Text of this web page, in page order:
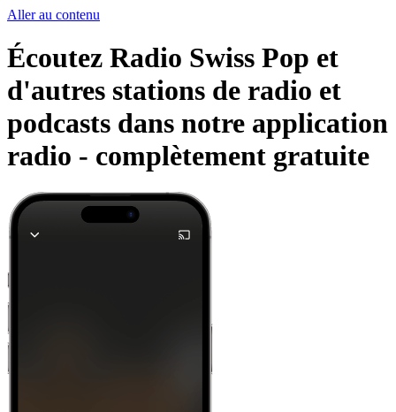
Aller au contenu
Écoutez Radio Swiss Pop et
d'autres stations de radio et
podcasts dans notre application
radio - complètement gratuite